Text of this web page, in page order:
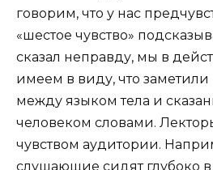
говорим, что у нас
«шестое чувство»
сказал неправду, мы в
имеем в виду, что заметили
между языком тела и
человеком словами.
чувством аудитории.
слушающие сидят глубоко в